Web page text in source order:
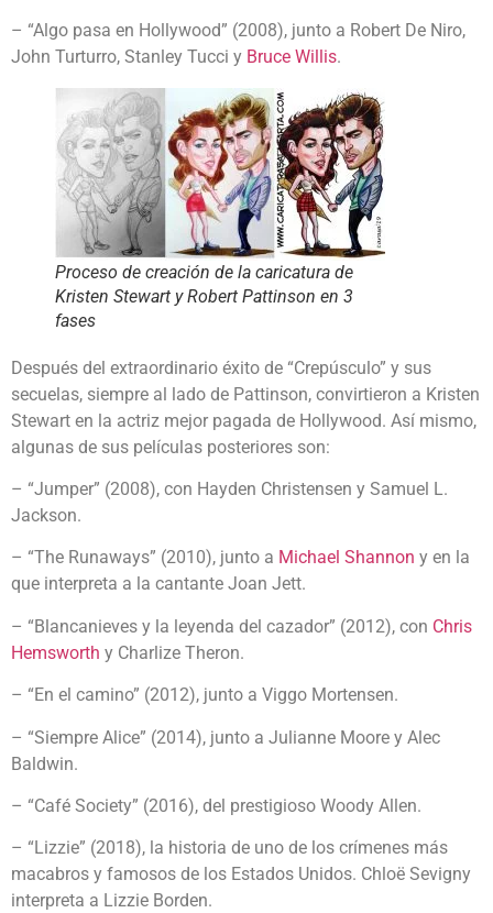
– “Algo pasa en Hollywood” (2008), junto a Robert De Niro,
John Turturro, Stanley Tucci y Bruce Willis.
Proceso de creación de la caricatura de
Kristen Stewart y Robert Pattinson en 3
fases
Después del extraordinario éxito de “Crepúsculo” y sus
secuelas, siempre al lado de Pattinson, convirtieron a Kristen
Stewart en la actriz mejor pagada de Hollywood. Así mismo,
algunas de sus películas posteriores son:
– “Jumper” (2008), con Hayden Christensen y Samuel L.
Jackson.
– “The Runaways” (2010), junto a Michael Shannon y en la
que interpreta a la cantante Joan Jett.
– “Blancanieves y la leyenda del cazador” (2012), con Chris
Hemsworth y Charlize Theron.
– “En el camino” (2012), junto a Viggo Mortensen.
– “Siempre Alice” (2014), junto a Julianne Moore y Alec
Baldwin.
– “Café Society” (2016), del prestigioso Woody Allen.
– “Lizzie” (2018), la historia de uno de los crímenes más
macabros y famosos de los Estados Unidos. Chloë Sevigny
interpreta a Lizzie Borden.